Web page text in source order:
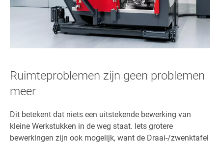
Ruimteproblemen zijn geen problemen
meer
Dit betekent dat niets een uitstekende bewerking van
kleine Werkstukken in de weg staat. Iets grotere
bewerkingen zijn ook mogelijk, want de Draai-/zwenktafel